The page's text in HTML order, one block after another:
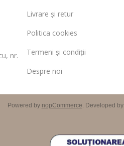
nr.
Livrare și retur
Politica cookies
Termeni și condiții
Despre noi
Powered by nopCommerce. Developed by